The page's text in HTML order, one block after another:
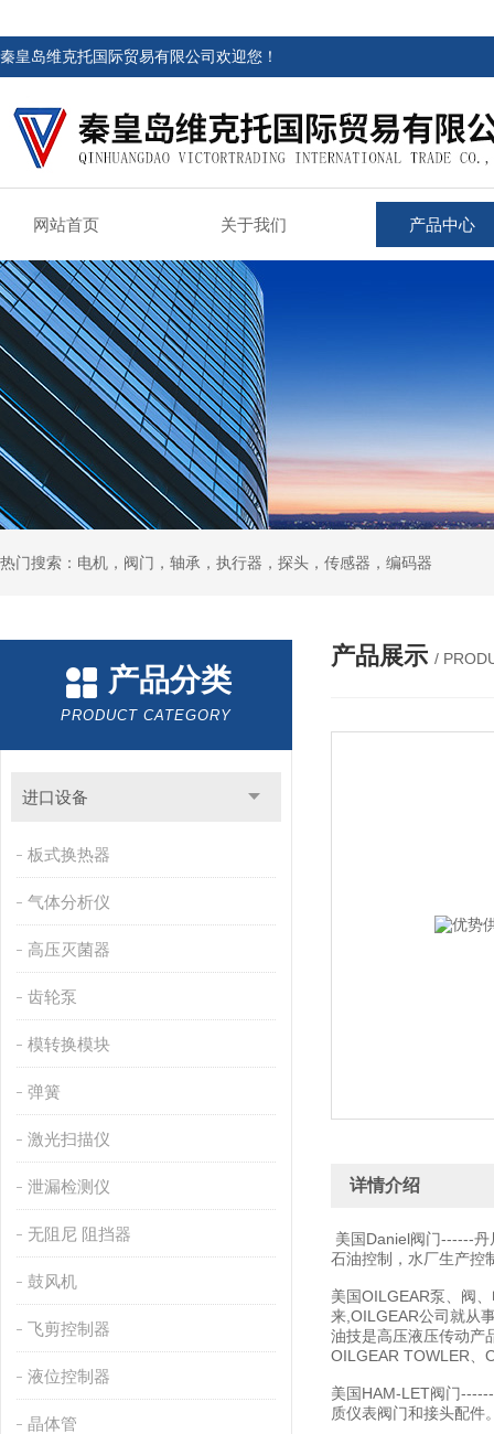
秦皇岛维克托国际贸易有限公司欢迎您！
网站首页 关于我们 产品中心
热门搜索：电机，阀门，轴承，执行器，探头，传感器，编码器
产品分类
PRODUCT CATEGORY
进口设备
板式换热器
气体分析仪
高压灭菌器
齿轮泵
模转换模块
弹簧
激光扫描仪
泄漏检测仪
无阻尼 阻挡器
鼓风机
飞剪控制器
液位控制器
晶体管
产品展示 /
详情介绍
美国Daniel阀门------
石油控制，水厂生产控
美国OILGEAR泵、阀
来,OILGEAR公司就从
油技是高压液压传动产
OILGEAR TOWLER、
美国HAM-LET阀门
质仪表阀门和接头配件